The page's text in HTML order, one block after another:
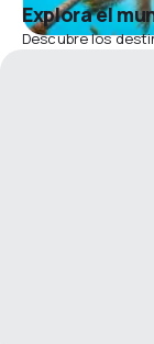
Explora el
Descubre los